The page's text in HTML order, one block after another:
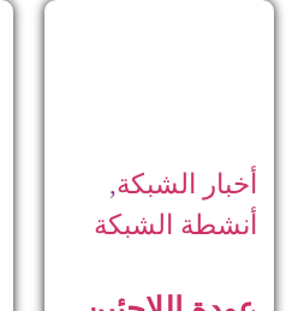
أخبار الشبكة,
أنشطة الشبكة